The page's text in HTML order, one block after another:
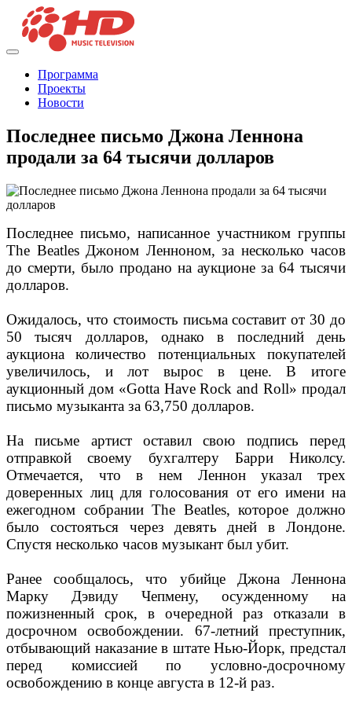
Программа
Проекты
Новости
Последнее письмо Джона Леннона
продали за 64 тысячи долларов
Последнее письмо, написанное участником группы
The Beatles Джоном Ленноном, за несколько часов
до смерти, было продано на аукционе за 64 тысячи
долларов.
Ожидалось, что стоимость письма составит от 30 до
50 тысяч долларов, однако в последний день
аукциона количество потенциальных покупателей
увеличилось, и лот вырос в цене. В итоге
аукционный дом «Gotta Have Rock and Roll» продал
письмо музыканта за 63,750 долларов.
На письме артист оставил свою подпись перед
отправкой своему бухгалтеру Барри Николсу.
Отмечается, что в нем Леннон указал трех
доверенных лиц для голосования от его имени на
ежегодном собрании The Beatles, которое должно
было состояться через девять дней в Лондоне.
Спустя несколько часов музыкант был убит.
Ранее сообщалось, что убийце Джона Леннона
Марку Дэвиду Чепмену, осужденному на
пожизненный срок, в очередной раз отказали в
досрочном освобождении. 67-летний преступник,
отбывающий наказание в штате Нью-Йорк, предстал
перед комиссией по условно-досрочному
освобождению в конце августа в 12-й раз.